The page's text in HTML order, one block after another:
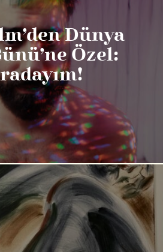
Dünya
Özel: